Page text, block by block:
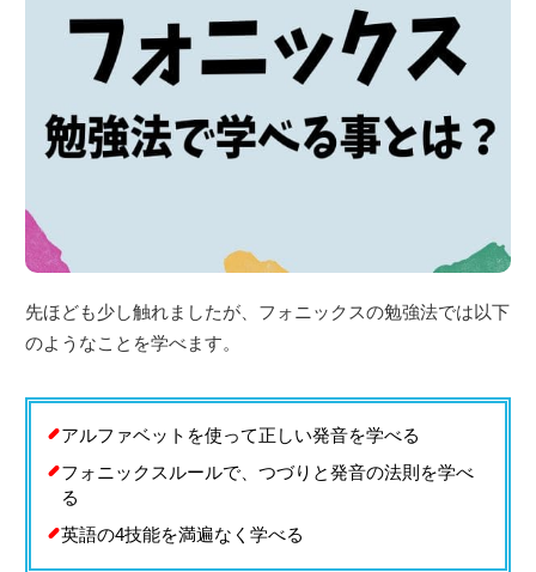
先ほども少し触れましたが、フォニックスの勉強法では以下
のようなことを学べます。
アルファベットを使って正しい発音を学べる
フォニックスルールで、つづりと発音の法則を学べ
る
英語の4技能を満遍なく学べる